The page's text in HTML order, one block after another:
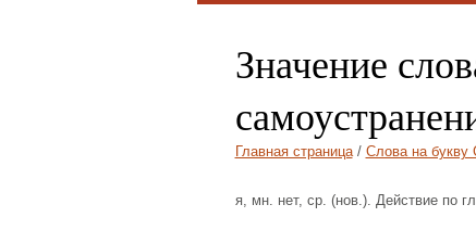
Значение
Главная страница/ Слова на букву
я, мн. нет, ср. (нов.). Действие по